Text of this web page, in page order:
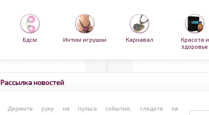
Бдсм Интим игрушки Карнавал
Красота и
здоровье
Рассылка новостей
Держите руку на пульсе событий, следите за